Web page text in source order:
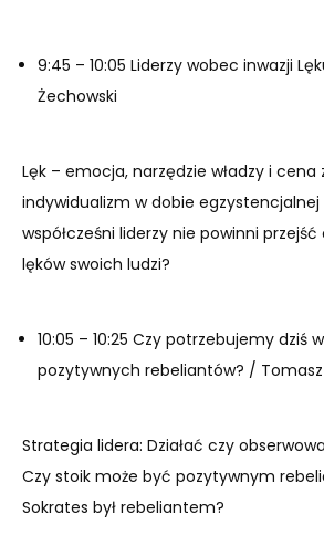
9:45 – 10:05 Liderzy wobec inwazji
Żechowski
Lęk – emocja, narzędzie władzy i cena
indywidualizm w dobie egzystencjalnej
współcześni liderzy nie powinni
lęków swoich ludzi?
10:05 – 10:25 Czy potrzebujemy dziś
pozytywnych rebeliantów? /
Strategia lidera: Działać czy
Czy stoik może być pozytywnym
Sokrates był rebeliantem?